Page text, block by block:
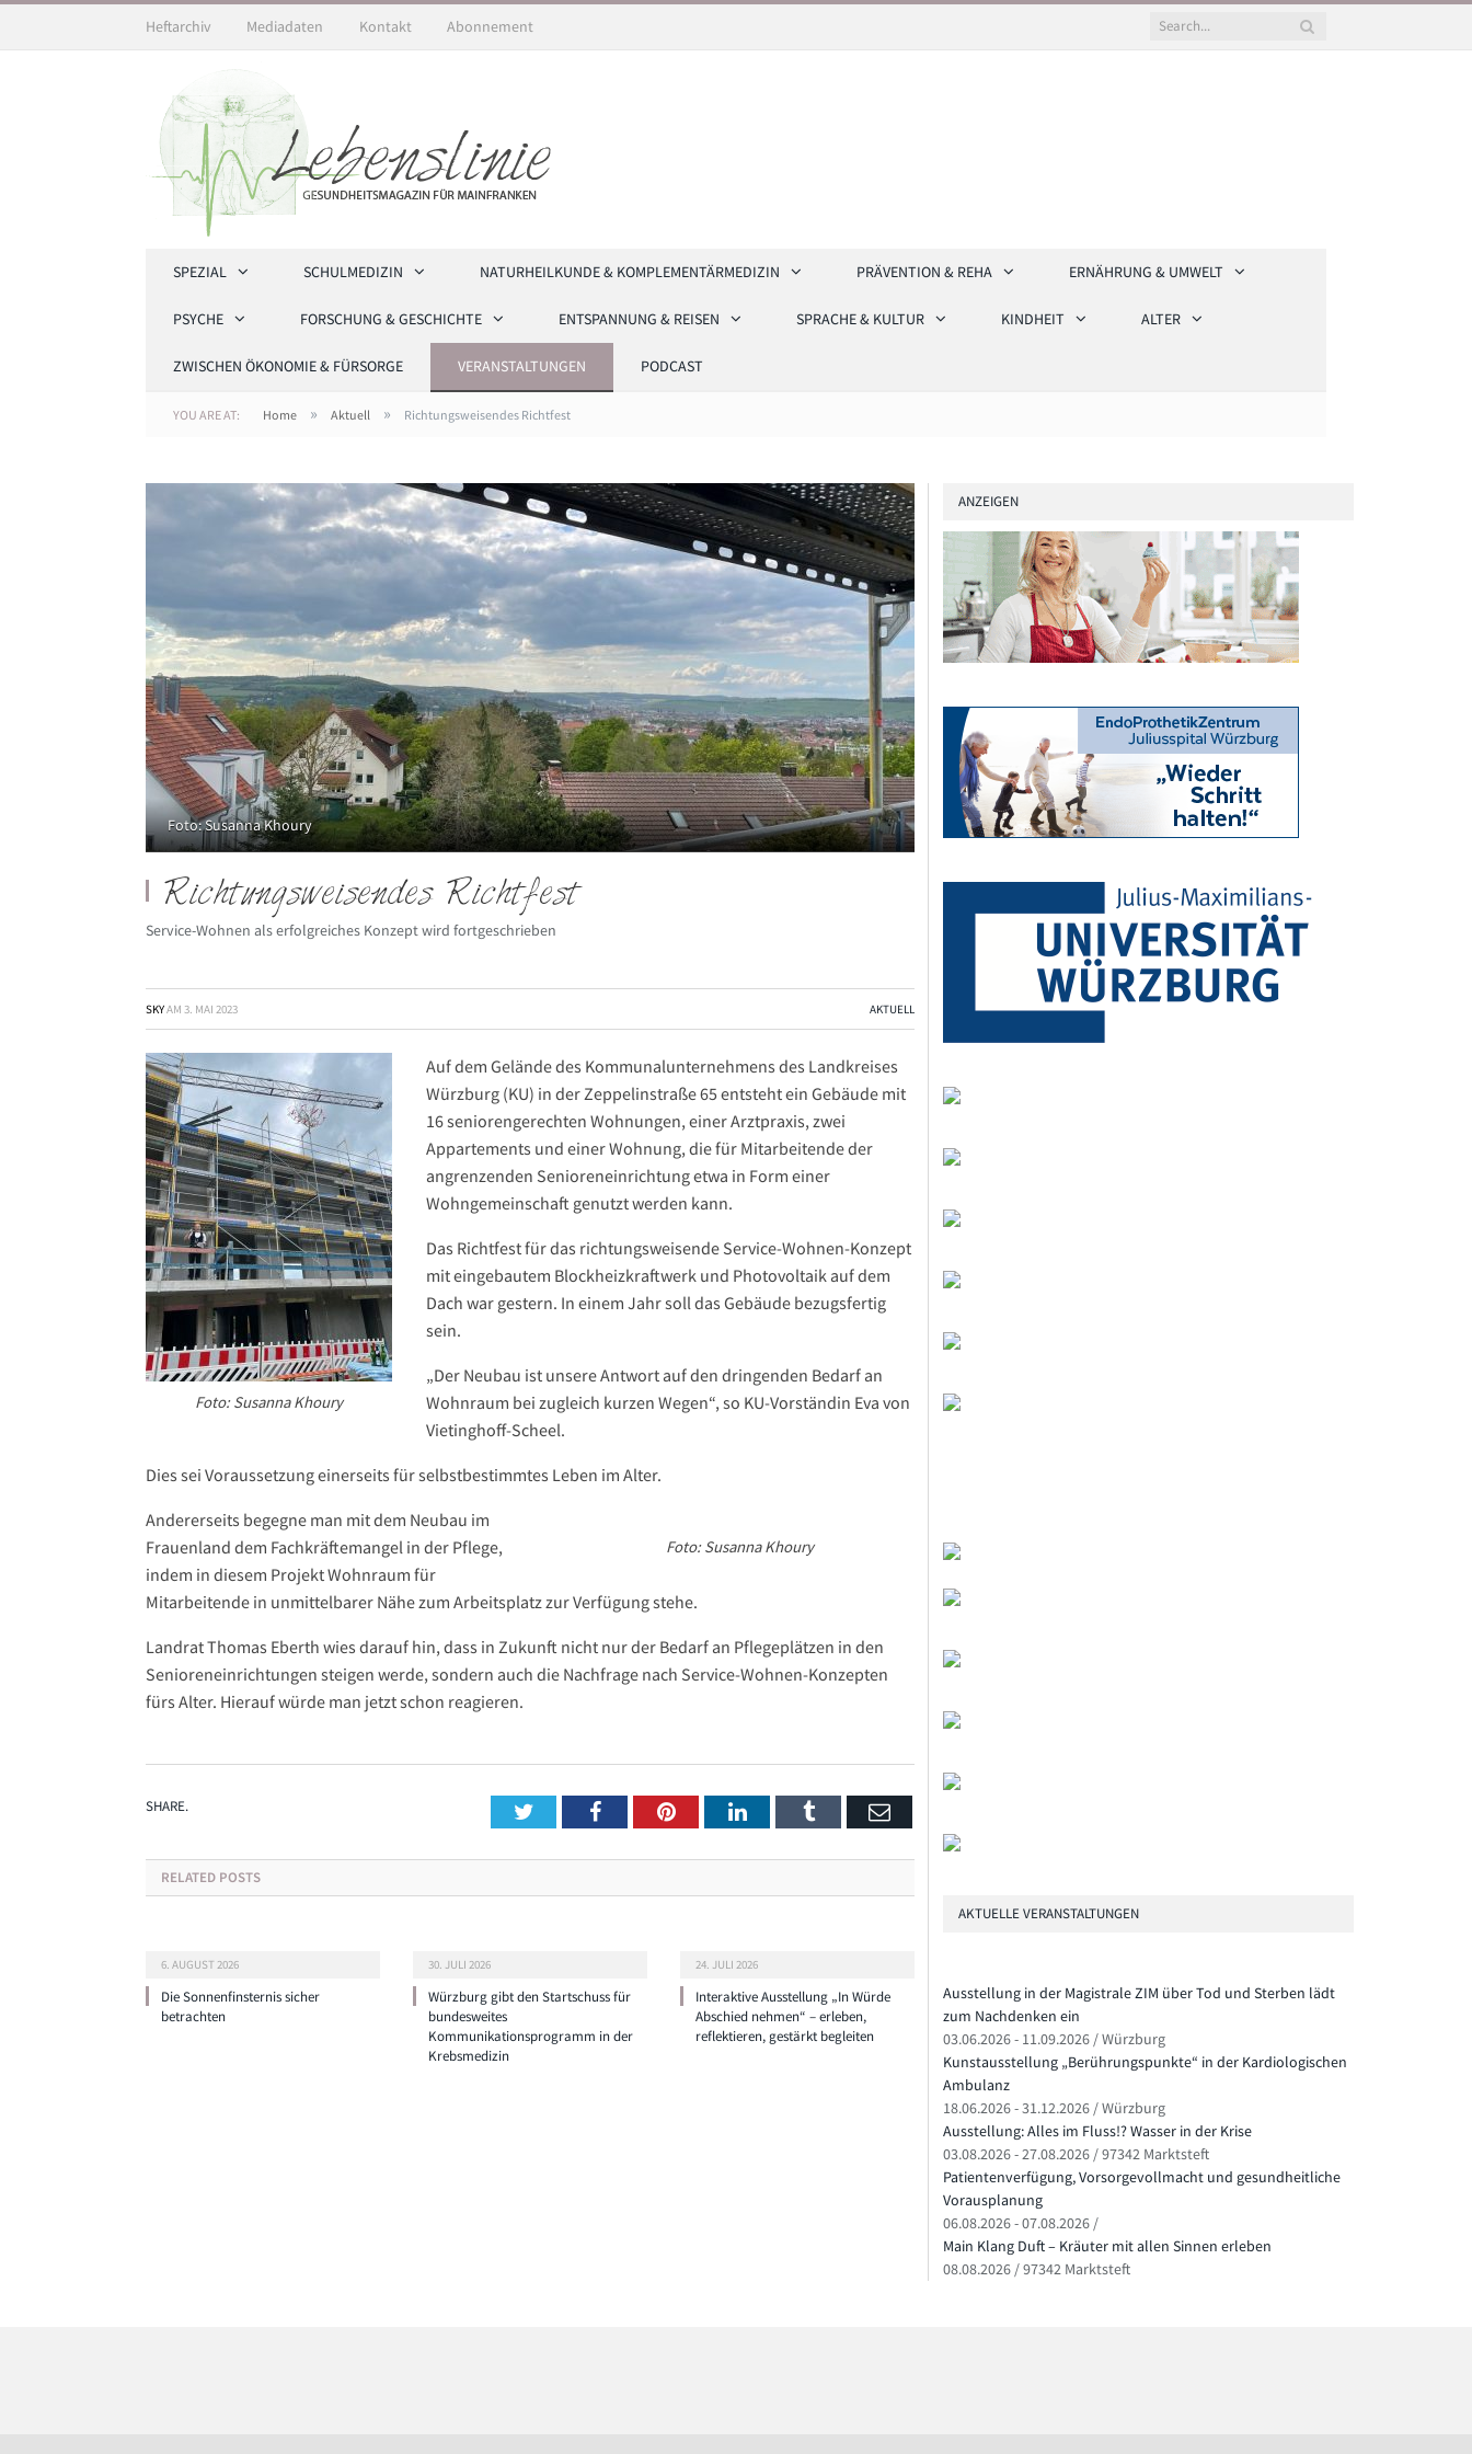
Heftarchiv Mediadaten Kontakt Abonnement
SPEZIAL SCHULMEDIZIN NATURHEILKUNDE & KOMPLEMENTÄRMEDIZIN PRÄVENTION & REHA ERNÄHRUNG & UMWELT
PSYCHE FORSCHUNG & GESCHICHTE ENTSPANNUNG & REISEN SPRACHE & KULTUR KINDHEIT ALTER
ZWISCHEN ÖKONOMIE & FÜRSORGE VERANSTALTUNGEN PODCAST
YOU ARE AT: Home » Aktuell » Richtungsweisendes Richtfest
Foto: Susanna Khoury
Richtungsweisendes Richtfest
Service-Wohnen als erfolgreiches Konzept wird fortgeschrieben
SKYAM 3. MAI 2023 AKTUELL
Foto: Susanna Khoury
Auf dem Gelände des Kommunalunternehmens des Landkreises
Würzburg (KU) in der Zeppelinstraße 65 entsteht ein Gebäude mit
16 seniorengerechten Wohnungen, einer Arztpraxis, zwei
Appartements und einer Wohnung, die für Mitarbeitende der
angrenzenden Senioreneinrichtung etwa in Form einer
Wohngemeinschaft genutzt werden kann.
Das Richtfest für das richtungsweisende Service-Wohnen-Konzept
mit eingebautem Blockheizkraftwerk und Photovoltaik auf dem
Dach war gestern. In einem Jahr soll das Gebäude bezugsfertig
sein.
„Der Neubau ist unsere Antwort auf den dringenden Bedarf an
Wohnraum bei zugleich kurzen Wegen“, so KU-Vorständin Eva von
Vietinghoff-Scheel.
Dies sei Voraussetzung einerseits für selbstbestimmtes Leben im Alter.
Foto: Susanna Khoury
Andererseits begegne man mit dem Neubau im
Frauenland dem Fachkräftemangel in der Pflege,
indem in diesem Projekt Wohnraum für
Mitarbeitende in unmittelbarer Nähe zum Arbeitsplatz zur Verfügung stehe.
Landrat Thomas Eberth wies darauf hin, dass in Zukunft nicht nur der Bedarf an Pflegeplätzen in den
Senioreneinrichtungen steigen werde, sondern auch die Nachfrage nach Service-Wohnen-Konzepten
fürs Alter. Hierauf würde man jetzt schon reagieren.
SHARE. TwitterFacebookPinterestLinkedInTumblr Email
RELATED POSTS
6. AUGUST 2026
Die Sonnenfinsternis sicher
betrachten
30. JULI 2026
Würzburg gibt den Startschuss für
bundesweites
Kommunikationsprogramm in der
Krebsmedizin
24. JULI 2026
Interaktive Ausstellung „In Würde
Abschied nehmen“ – erleben,
reflektieren, gestärkt begleiten
ANZEIGEN
AKTUELLE VERANSTALTUNGEN
Ausstellung in der Magistrale ZIM über Tod und Sterben lädt
zum Nachdenken ein
03.06.2026 - 11.09.2026 / Würzburg
Kunstausstellung „Berührungspunkte“ in der Kardiologischen
Ambulanz
18.06.2026 - 31.12.2026 / Würzburg
Ausstellung: Alles im Fluss!? Wasser in der Krise
03.08.2026 - 27.08.2026 / 97342 Marktsteft
Patientenverfügung, Vorsorgevollmacht und gesundheitliche
Vorausplanung
06.08.2026 - 07.08.2026 /
Main Klang Duft – Kräuter mit allen Sinnen erleben
08.08.2026 / 97342 Marktsteft